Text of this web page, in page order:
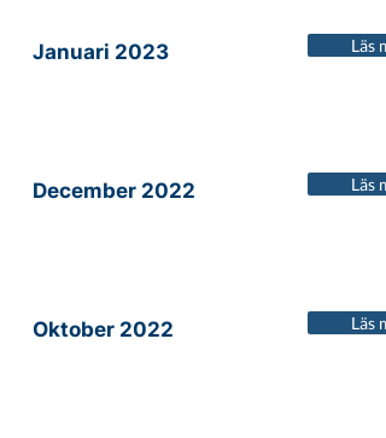
Januari 2023 Läs
December 2022 Läs
Oktober 2022 Läs